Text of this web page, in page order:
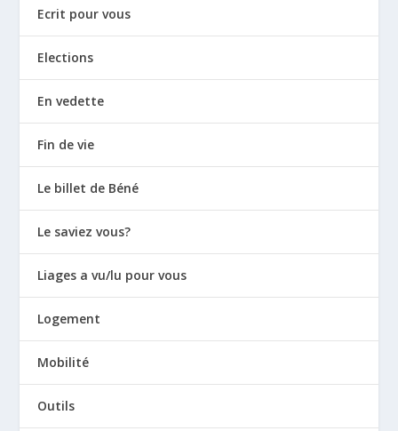
Ecrit pour vous
Elections
En vedette
Fin de vie
Le billet de Béné
Le saviez vous?
Liages a vu/lu pour vous
Logement
Mobilité
Outils